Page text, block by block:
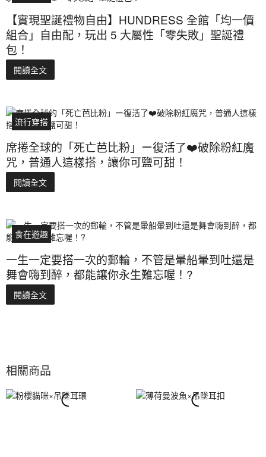
【實現聖誕禮物自由】HUNDRESS 全館「均一價
組合」自由配，玩出 5 大屬性「零失敗」聖誕禮
包！
閱讀全文
流行穿搭
席捲全球的「死亡芭比粉」ー復活了❤️破除粉紅魔
咒，普通人這樣搭，讓你可鹽可甜！
閱讀全文
食在遊趣
一生一定要搭一次的郵輪，不管是暈船暈到吐還是
舞會嗨到醉，都能讓你永生難忘喔！?
閱讀全文
相關商品